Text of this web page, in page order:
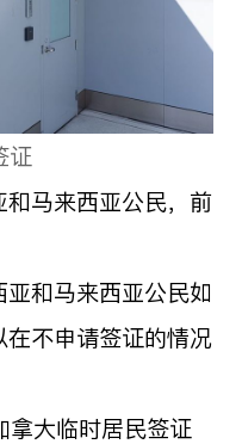
证
马来西亚公民，前
和马来西亚公民如
不申请签证的情况
拿大临时居民签证